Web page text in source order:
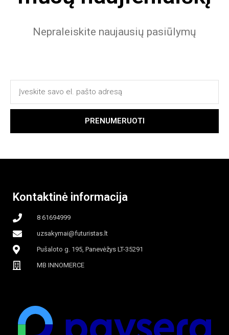
Nepraleiskite naujausių pasiūlymų
PRENUMERUOTI
Kontaktinė informacija
8 61694999
uzsakymai@futuristas.lt
Pušaloto g. 195, Panevėžys LT-35291
MB INNOMERCE